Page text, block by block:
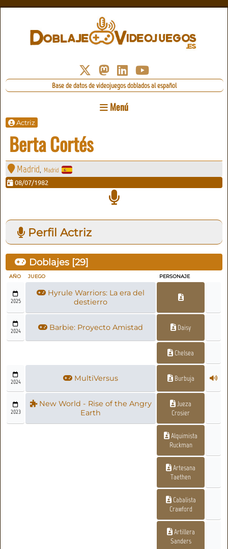
Base de datos de videojuegos doblados al español
Menú
Actriz
Berta Cortés
Madrid, Madrid
08/07/1982
Perfil Actriz
Doblajes [29]
AÑO JUEGO PERSONAJE
2025
Hyrule Warriors: La era del
destierro
2024 Barbie: Proyecto Amistad Daisy
Chelsea
2024 MultiVersus Burbuja
2023
New World - Rise of the Angry
Earth
Jueza
Crosier
Alquimista
Ruckman
Artesana
Taethen
Cabalista
Crawford
Artillera
Sanders